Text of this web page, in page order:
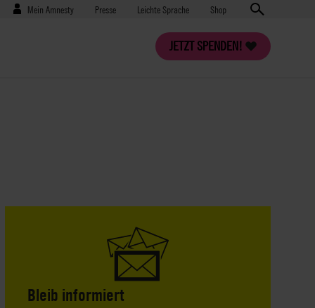
Benutzermenü
Mein Amnesty Presse
Presse Leichte Sprache Shop
JETZT SPENDEN!
Bleib informiert